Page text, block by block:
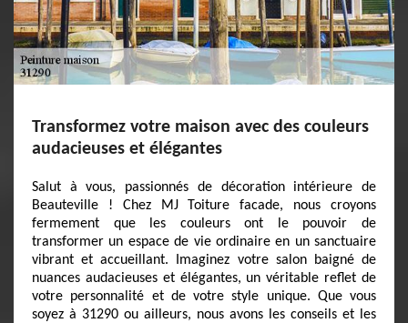
Transformez votre maison avec des couleurs
audacieuses et élégantes
Salut à vous, passionnés de décoration intérieure de
Beauteville ! Chez MJ Toiture facade, nous croyons
fermement que les couleurs ont le pouvoir de
transformer un espace de vie ordinaire en un sanctuaire
vibrant et accueillant. Imaginez votre salon baigné de
nuances audacieuses et élégantes, un véritable reflet de
votre personnalité et de votre style unique. Que vous
soyez à 31290 ou ailleurs, nous avons les conseils et les